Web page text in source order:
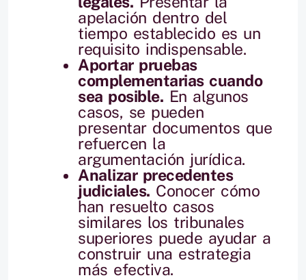
apelación dentro del
tiempo establecido es un
requisito indispensable.
Aportar pruebas
complementarias cuando
sea posible. En algunos
casos, se pueden
presentar documentos que
refuercen la
argumentación jurídica.
Analizar precedentes
judiciales. Conocer cómo
han resuelto casos
similares los tribunales
superiores puede ayudar a
construir una estrategia
más efectiva.